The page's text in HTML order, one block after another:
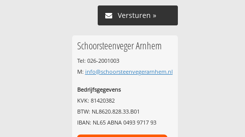
Versturen »
Schoorsteenveger Arnhem
Tel: 026-2001003
M: info@schoorsteenvegerarnhem.nl
Bedrijfsgegevens
KVK: 81420382
BTW: NL8620.828.33.B01
IBAN: NL65 ABNA 0493 9717 93